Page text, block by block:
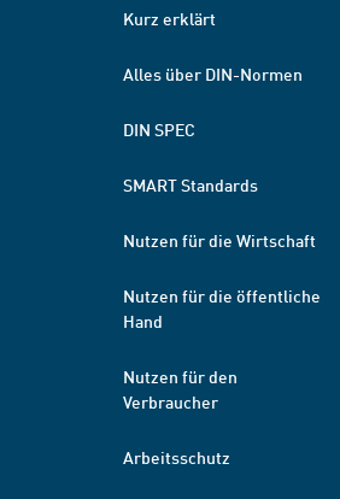
Kurz erklärt
Alles über DIN-Normen
DIN SPEC
SMART Standards
Nutzen für die Wirtschaft
Nutzen für die öffentliche
Hand
Nutzen für den
Verbraucher
Arbeitsschutz